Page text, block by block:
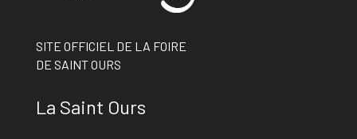
SITE OFFICIEL DE LA FOIRE
DE SAINT OURS
La Saint Ours